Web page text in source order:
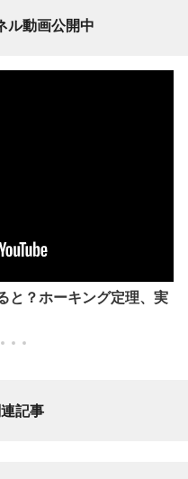
ル動画公開中
と？ホーキング定理、実
記事